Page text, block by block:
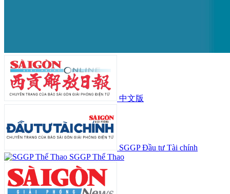
中文版
SGGP Đầu tư Tài chính
SGGP Thể Thao